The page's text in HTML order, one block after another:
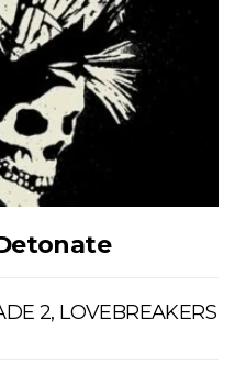
2, LOVEBREAKERS